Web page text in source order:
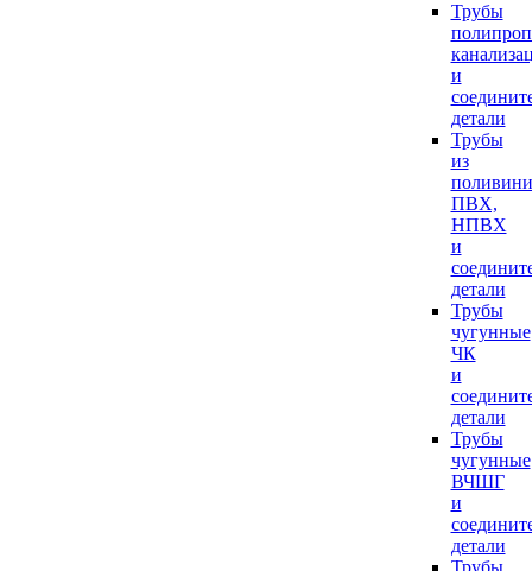
Трубы
и
детали
Трубы
из
ПВХ,
НПВХ
и
детали
Трубы
чугунные
ЧК
и
детали
Трубы
чугунные
ВЧШГ
и
детали
Трубы